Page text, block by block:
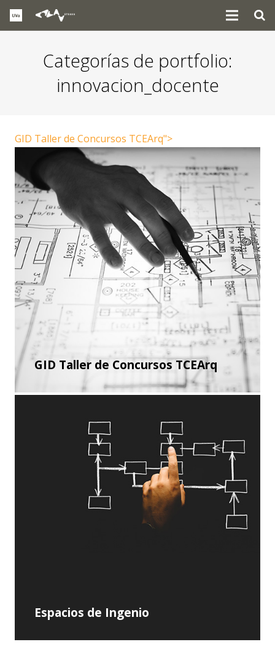
Categorías de portfolio:
innovacion_docente
GID Taller de Concursos TCEArq">
GID Taller de Concursos TCEArq
Espacios de Ingenio